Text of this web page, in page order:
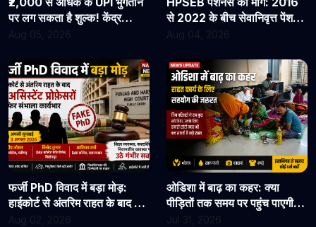
पर लग सकता है शुल्क! केंद्र
सरकार ने संसद में पेश किया नया
Aug 05, 2026
से 2022 के बीच सेवानिवृत्त पेंशनरों
के सभी देय लाभ तुरंत जारी किए
Aug 04, 2026
फर्जी PhD विवाद में बड़ा मोड़:
हाईकोर्ट से अंतरिम राहत के बाद 3
असिस्टेंट प्रोफेसरों ने फिर संभाला
Aug 02, 2026
ओडिशा में बाढ़ का कहर: क्या
पीड़ितों तक समय पर पहुंच पाएगी